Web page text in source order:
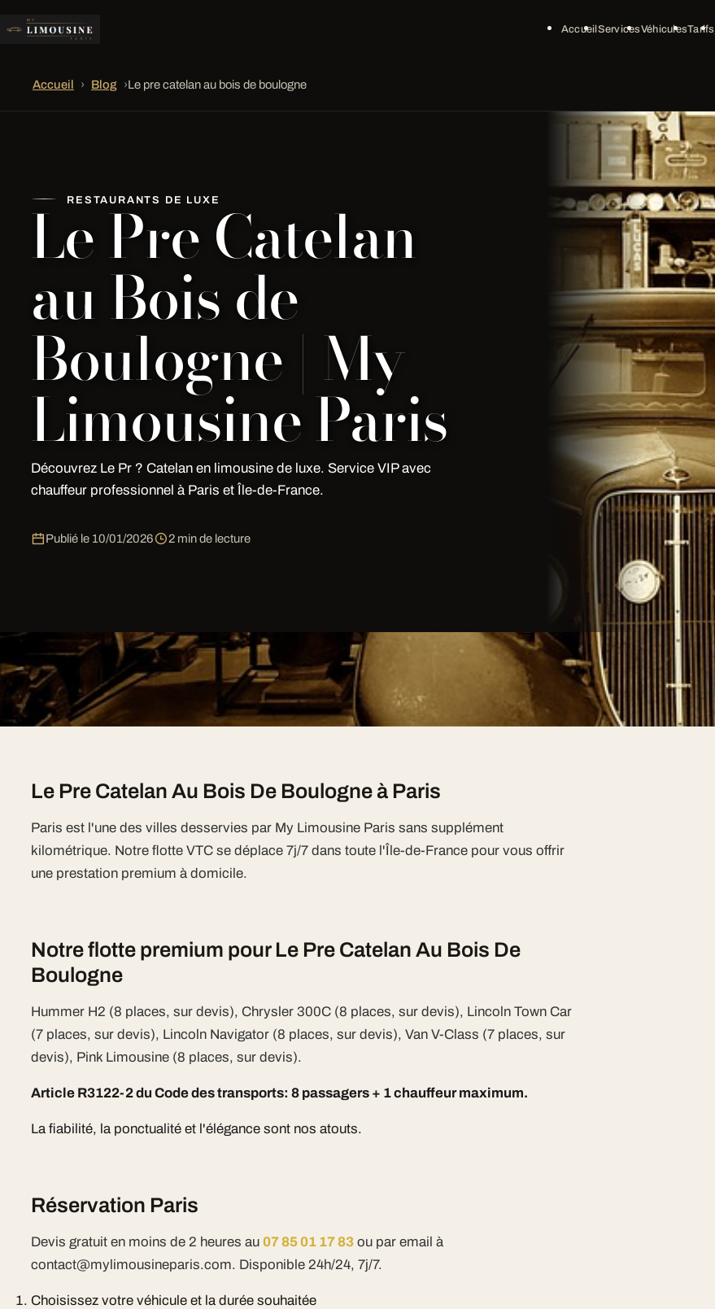
AccueilServicesVéhiculesTarifs
Accueil › Blog ›Le pre catelan au bois de boulogne
RESTAURANTS DE LUXE
Le Pre Catelan
au Bois de
Boulogne | My
Limousine Paris
Découvrez Le Pr ? Catelan en limousine de luxe. Service VIP avec
chauffeur professionnel à Paris et Île-de-France.
Publié le 10/01/2026 2 min de lecture
Profitez d'une limousine de luxe à Le Pre Catelan Au Bois De Boulogne pour vos Paris.
Hummer, Chrysler, Mercedes, Lincoln: 8 véhicules au choix, devis transparent en moins de
2 heures.
Le Pre Catelan Au Bois De Boulogne à Paris
Paris est l'une des villes desservies par My Limousine Paris sans supplément
kilométrique. Notre flotte VTC se déplace 7j/7 dans toute l'Île-de-France pour vous offrir
une prestation premium à domicile.
Notre flotte premium pour Le Pre Catelan Au Bois De
Boulogne
Hummer H2 (8 places, sur devis), Chrysler 300C (8 places, sur devis), Lincoln Town Car
(7 places, sur devis), Lincoln Navigator (8 places, sur devis), Van V-Class (7 places, sur
devis), Pink Limousine (8 places, sur devis).
Article R3122-2 du Code des transports: 8 passagers + 1 chauffeur maximum.
La fiabilité, la ponctualité et l'élégance sont nos atouts.
Réservation Paris
Devis gratuit en moins de 2 heures au07 85 01 17 83 ou par email à
contact@mylimousineparis.com. Disponible 24h/24, 7j/7.
Choisissez votre véhicule et la durée souhaitée